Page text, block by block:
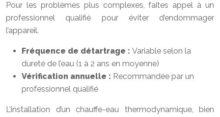
Pour les problèmes plus complexes, faites appel à un
professionnel qualifié pour éviter d’endommager
l’appareil.
Fréquence de détartrage : Variable selon la
dureté de l’eau (1 à 2 ans en moyenne)
Vérification annuelle : Recommandée par un
professionnel qualifié
L’installation d’un chauffe-eau thermodynamique, bien